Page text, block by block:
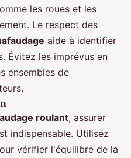
les roues et les
Le respect des
aide à identifier
Évitez les imprévus en
ensembles de
roulant, assurer
indispensable. Utilisez
vérifier l'équilibre de la